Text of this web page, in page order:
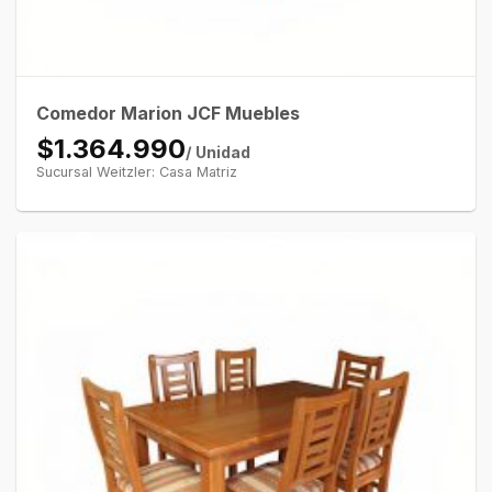
Comedor Marion JCF Muebles
$1.364.990/ Unidad
Sucursal Weitzler: Casa Matriz